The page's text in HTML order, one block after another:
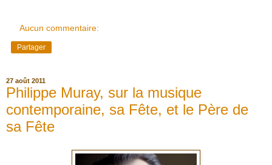
Aucun commentaire:
Partager
27 août 2011
Philippe Muray, sur la musique
contemporaine, sa Fête, et le Père de
sa Fête